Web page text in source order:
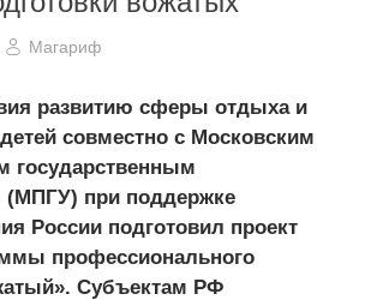
Магариф
развитию сферы отдыха и
совместно с Московским
государственным
(МПГУ) при поддержке
России подготовил проект
профессионального
Субъектам РФ